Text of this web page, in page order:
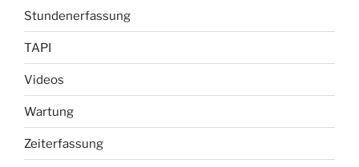
Stundenerfassung
TAPI
Videos
Wartung
Zeiterfassung